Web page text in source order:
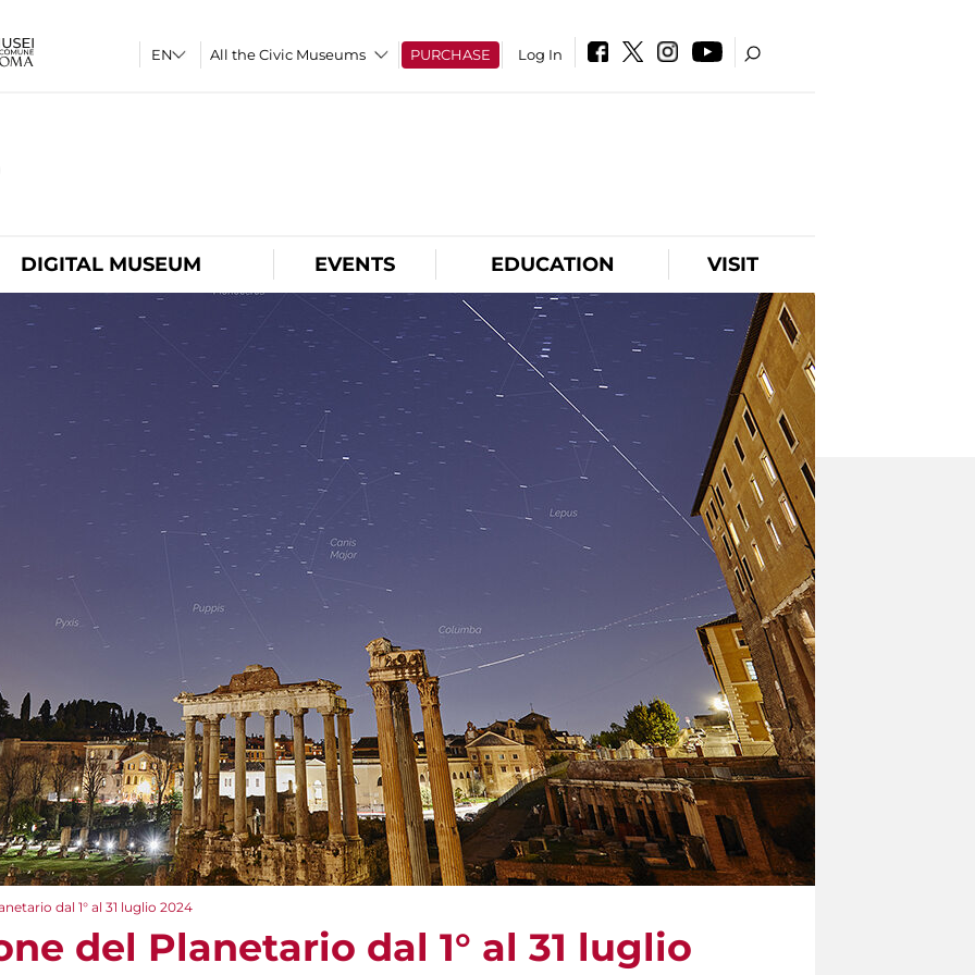
All the Civic Museums PURCHASE Log In
DIGITAL MUSEUM EVENTS EDUCATION VISIT
dal 1° al 31 luglio 2024
del Planetario dal 1° al 31 luglio